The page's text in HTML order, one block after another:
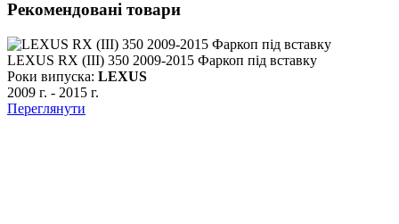
Рекомендовані товари
LEXUS RX (III) 350 2009-2015 Фаркоп під вставку
Роки випуска: LEXUS
2009 г. - 2015 г.
Переглянути